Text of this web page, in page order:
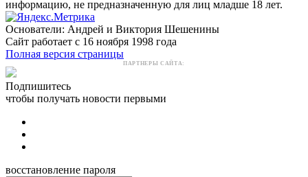
информацию, не предназначенную для лиц младше 18 лет.
Основатели: Андрей и Виктория Шешенины
Сайт работает с 16 ноября 1998 года
Полная версия страницы
ПАРТНЕРЫ САЙТА:
Подпишитесь
чтобы получать новости первыми
восстановление пароля